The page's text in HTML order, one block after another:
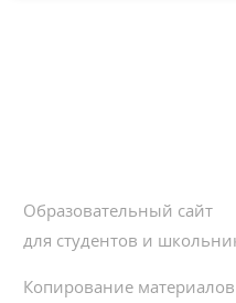
Образовательный сайт
для студентов и
Копирование